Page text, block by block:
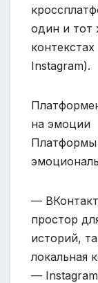
один и тот
Instagram).
на эмоции
Платформы
—
простор
историй,
локальная
—